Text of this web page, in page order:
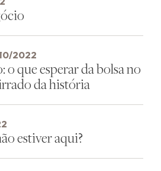
2022
o que esperar da bolsa no
da história
estiver aqui?